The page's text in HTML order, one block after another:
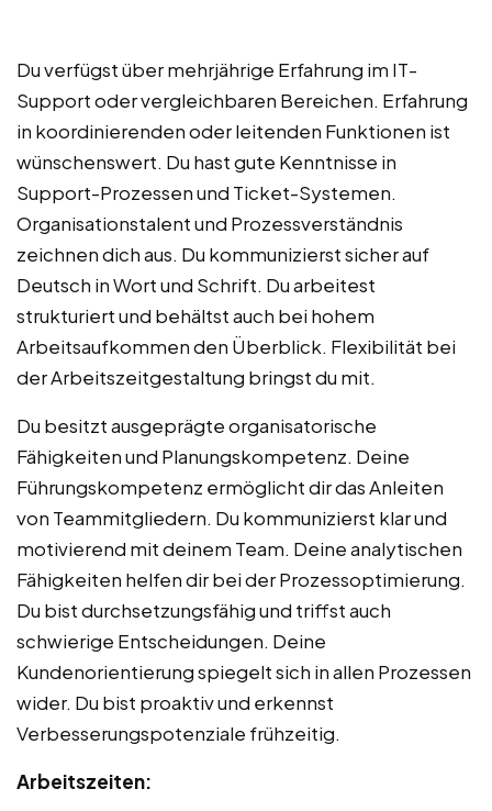
Du verfügst über mehrjährige Erfahrung im IT-
Support oder vergleichbaren Bereichen. Erfahrung
in koordinierenden oder leitenden Funktionen ist
wünschenswert. Du hast gute Kenntnisse in
Support-Prozessen und Ticket-Systemen.
Organisationstalent und Prozessverständnis
zeichnen dich aus. Du kommunizierst sicher auf
Deutsch in Wort und Schrift. Du arbeitest
strukturiert und behältst auch bei hohem
Arbeitsaufkommen den Überblick. Flexibilität bei
der Arbeitszeitgestaltung bringst du mit.
Du besitzt ausgeprägte organisatorische
Fähigkeiten und Planungskompetenz. Deine
Führungskompetenz ermöglicht dir das Anleiten
von Teammitgliedern. Du kommunizierst klar und
motivierend mit deinem Team. Deine analytischen
Fähigkeiten helfen dir bei der Prozessoptimierung.
Du bist durchsetzungsfähig und triffst auch
schwierige Entscheidungen. Deine
Kundenorientierung spiegelt sich in allen Prozessen
wider. Du bist proaktiv und erkennst
Verbesserungspotenziale frühzeitig.
Arbeitszeiten: